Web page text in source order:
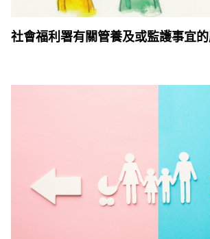
社會福利署有關管養及或監護事宜